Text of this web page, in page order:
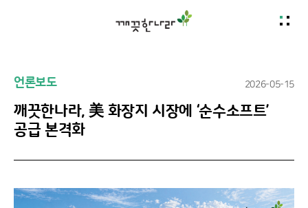
언론보도
깨끗한나라, 美 화장지 시장에 ‘순수소프트’
공급 본격화
2026-05-15